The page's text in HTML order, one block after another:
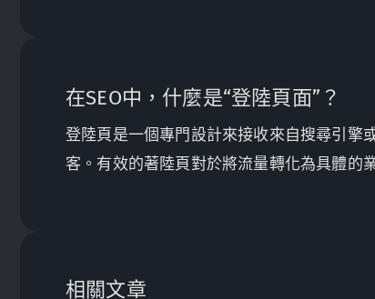
在SEO中，什麼是“登陸頁面”？
登陸頁是一個專門設計來接收來自搜尋引擎
客。有效的著陸頁對於將流量轉化為具體的
相關文章